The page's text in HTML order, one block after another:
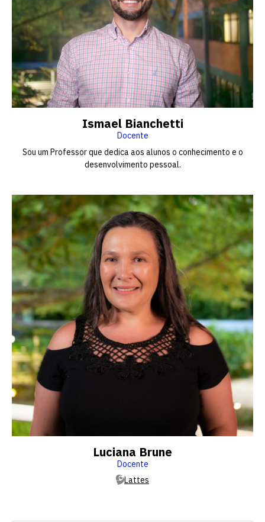
Ismael Bianchetti
Docente
Sou um Professor que dedica aos alunos o conhecimento e o
desenvolvimento pessoal.
Luciana Brune
Docente
Lattes